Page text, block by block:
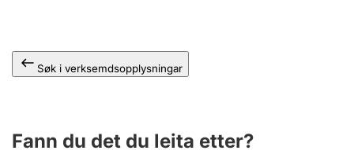
Søk i verksemdsopplysningar
Fann du det du leita etter?